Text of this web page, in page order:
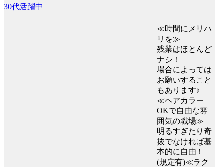
30代活躍中
≪時間にメリハ
リを≫
残業はほとんど
ナシ！
場合によっては
お願いすること
もあります♪
≪ヘアカラー
OKで自由な雰
囲気の職場≫
明るすぎたり奇
抜でなければ基
本的に自由！
(規定有)≪ラク